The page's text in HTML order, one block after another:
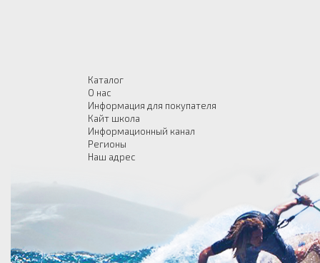
Каталог
О нас
Информация для покупателя
Кайт школа
Информационный канал
Регионы
Наш адрес